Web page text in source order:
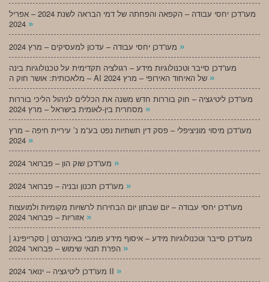
מעו”דכן יחסי עבודה – הקפאה והפחתה של דמי הבראה לשנת 2024 – אפריל
»
»
מעו”דכן סייבר וטכנולוגיות מידע – רגולציה תקדימית על טכנולוגיות בינה
»
מעו”דכן ליטיגציה – חוק בוררות חדש משנה את הכללים לניהול הליכי בוררות
»
מעו”דכן מיסוי מוניציפלי – פסק דין תשתיות נפט בע”מ נ’ עיריית חיפה – מרץ
»
»
»
מעו”דכן יחסי עבודה – יום שבתון יום הבחירות לרשויות מקומיות ולמועצות
»
מעו”דכן סייבר וטכנולוגיות מידע – איסוף מידע פומבי באינטרנט | סקרייפינג |
»
מעו”דכן ליטיגציה – ינואר 2024 II »